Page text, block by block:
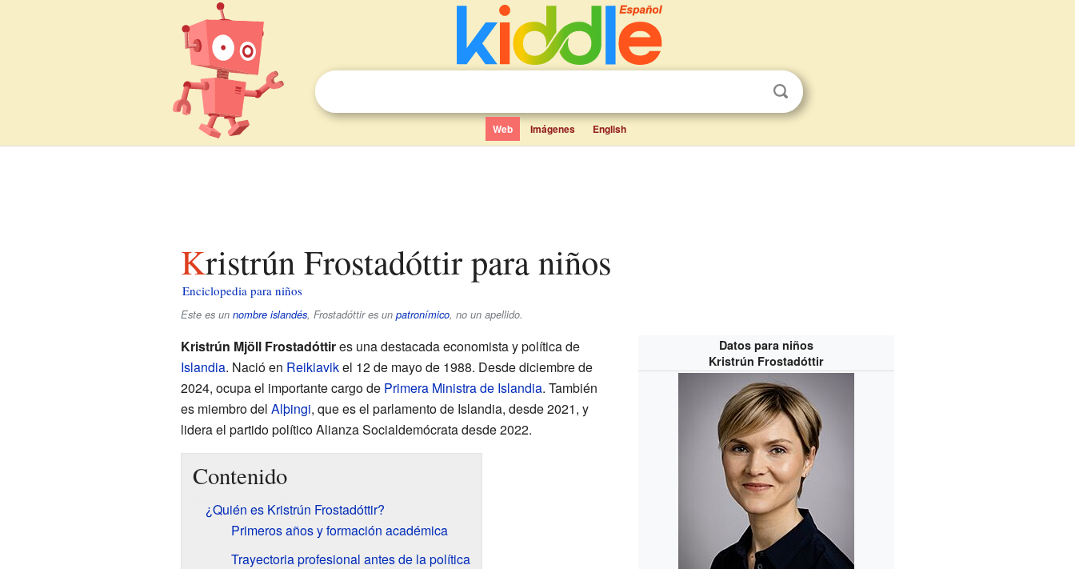
Web Imágenes English
Kristrún Frostadóttir para niños
Enciclopedia para niños
Este es un nombre islandés, Frostadóttires un patronímico, no un apellido.
Datos para niños
Kristrún Frostadóttir
Kristrún Mjöll Frostadóttires una destacada economista y política de
Islandia. Nació en Reikiavikel 12 de mayo de 1988. Desde diciembre de
2024, ocupa el importante cargo de Primera Ministra de Islandia. También
es miembro del Alþingi, que es el parlamento de Islandia, desde 2021, y
lidera el partido político Alianza Socialdemócrata desde 2022.
Contenido
¿Quién es Kristrún Frostadóttir?
Primeros años y formación académica
Trayectoria profesional antes de la política